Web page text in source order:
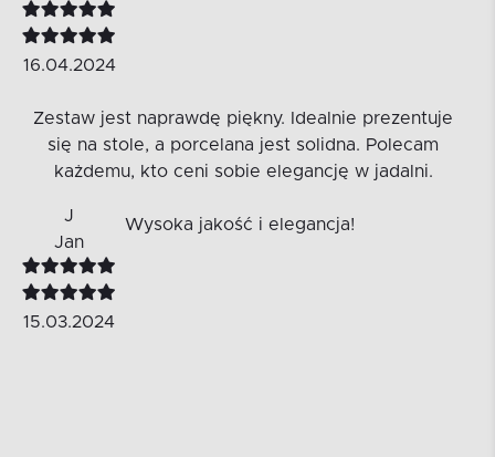
16.04.2024
Zestaw jest naprawdę piękny. Idealnie prezentuje
się na stole, a porcelana jest solidna. Polecam
każdemu, kto ceni sobie elegancję w jadalni.
J
Jan
15.03.2024
Wysoka jakość i elegancja!